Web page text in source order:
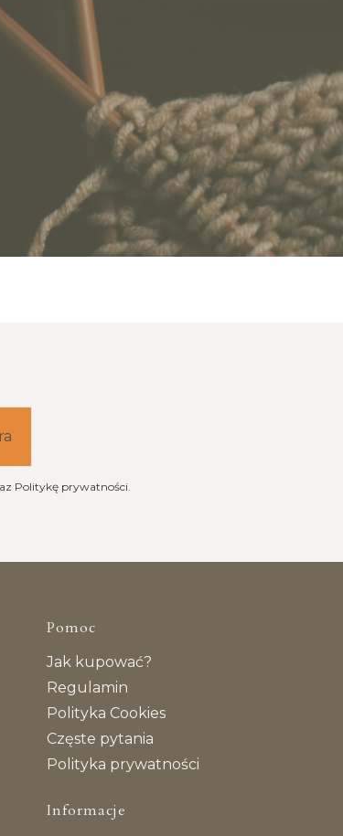
Politykę prywatności.
Pomoc
Jak kupować?
Regulamin
Polityka Cookies
Częste pytania
Polityka prywatności
Informacje